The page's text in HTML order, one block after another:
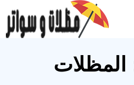
المظلات